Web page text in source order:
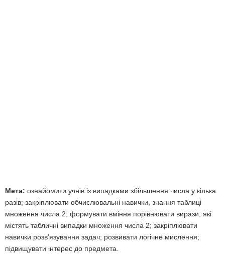
Мета: ознайомити учнів із випадками збільшення числа у кілька
разів; закріплювати обчислювальні навички, знання таблиці
множення числа 2; формувати вміння порівнювати вирази, які
містять табличні випадки множення числа 2; закріплювати
навички розв’язування задач; розвивати логічне мислення;
підвищувати інтерес до предмета.